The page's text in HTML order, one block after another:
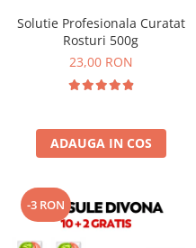
Solutie Profesionala Curatat
Rosturi 500g
23,00 RON
ADAUGA IN COS
-3 RON